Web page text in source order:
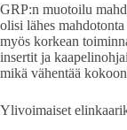
GRP:n muotoilu
olisi lähes
myös korkean
insertit ja
mikä vähentää
Ylivoimaiset